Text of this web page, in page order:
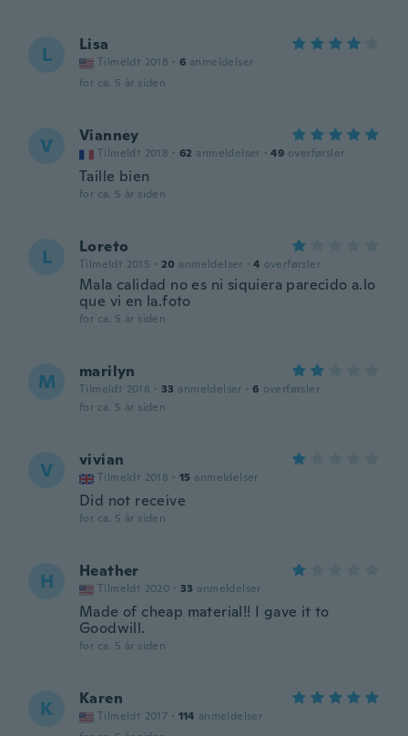
L Lisa
Tilmeldt 2018 · 6 anmeldelser
for ca. 5 år siden
V Vianney
Tilmeldt 2018 · 62 anmeldelser · 49 overførsler
Taille bien
for ca. 5 år siden
L Loreto
Tilmeldt 2015 · 20 anmeldelser · 4 overførsler
Mala calidad no es ni siquiera parecido a.lo
que vi en la.foto
for ca. 5 år siden
M marilyn
Tilmeldt 2018 · 33 anmeldelser · 6 overførsler
for ca. 5 år siden
V vivian
Tilmeldt 2018 · 15 anmeldelser
Did not receive
for ca. 5 år siden
H Heather
Tilmeldt 2020 · 33 anmeldelser
Made of cheap material!! I gave it to
Goodwill.
for ca. 5 år siden
K Karen
Tilmeldt 2017 · 114 anmeldelser